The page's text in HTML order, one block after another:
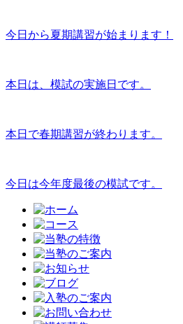
今日から夏期講習が始まります！
本日は、模試の実施日です。
本日で春期講習が終わります。
今日は今年度最後の模試です。